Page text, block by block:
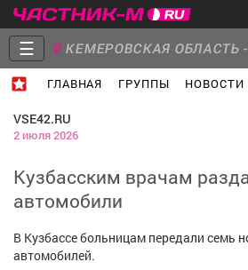
☰ КЕМЕРОВСКАЯ ОБЛАСТЬ
ГЛАВНАЯ ГРУППЫ НОВОСТИ
Объявления
VSE42.RU
2 июля 2026
Кузбасским врачам
автомобили
В Кузбассе больницам передали семь
автомобилей.